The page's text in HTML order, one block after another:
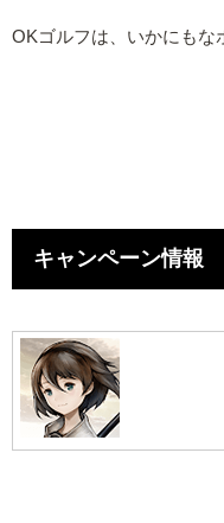
OKゴルフは、いかにもな
キャンペーン情報